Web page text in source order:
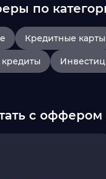
по
Кредитные карты
с оффером